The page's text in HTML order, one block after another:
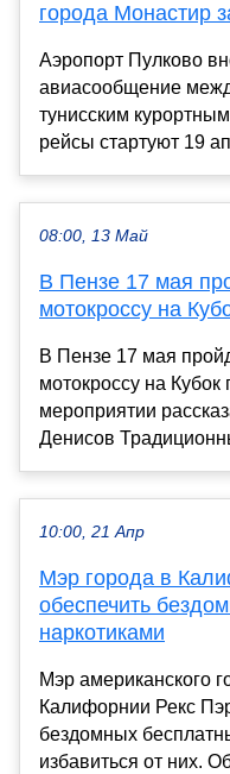
города Монастир
Аэропорт Пулково
авиасообщение
тунисским
рейсы стартуют 19
08:00, 13 Май
В Пензе 17 мая
мотокроссу на
В Пензе 17 мая
мотокроссу на
мероприятии
Денисов
10:00, 21 Апр
Мэр города в
обеспечить
наркотиками
Мэр американского
Калифорнии Рекс
бездомных
избавиться от них.